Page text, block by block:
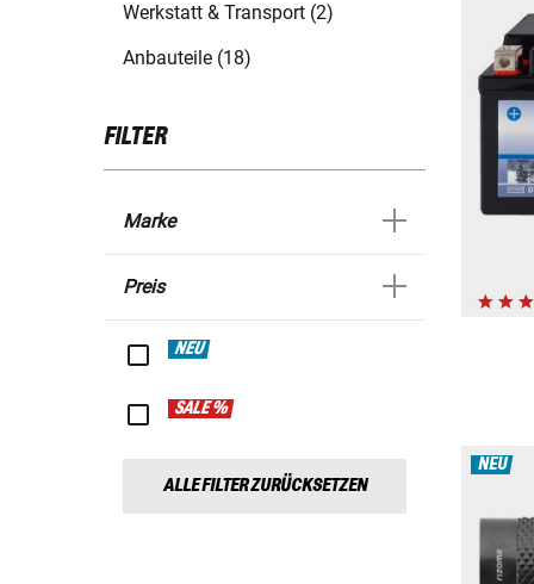
Werkstatt & Transport (2)
Anbauteile (18)
FILTER
Marke
Preis
NEU
SALE %
ALLE FILTER ZURÜCKSETZEN
NEU